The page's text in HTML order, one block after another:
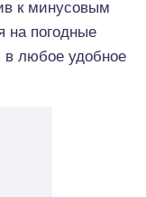
к минусовым
на погодные
в любое удобное